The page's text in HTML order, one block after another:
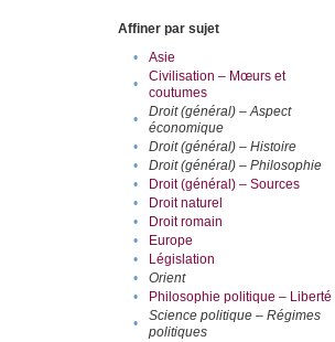
Affiner par sujet
•
Asie
•
Civilisation – Mœurs et
coutumes
•
Droit (général) – Aspect
économique
• Droit (général) – Histoire
•
Droit (général) – Philosophie
•
Droit (général) – Sources
•
Droit naturel
•
Droit romain
•
Europe
•
Législation
•
Orient
•
Philosophie politique – Liberté
•
Science politique – Régimes
politiques